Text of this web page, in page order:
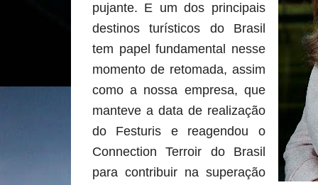
pujante. E um dos principais
destinos turísticos do Brasil
tem papel fundamental nesse
momento de retomada, assim
como a nossa empresa, que
manteve a data de realização
do Festuris e reagendou o
Connection Terroir do Brasil
para contribuir na superação